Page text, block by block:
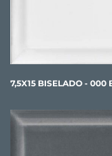
7,5X15 BISELADO - 000